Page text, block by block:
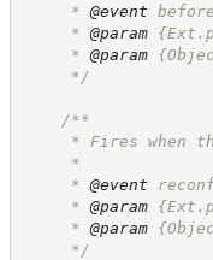
* @event
* @param
* @param
*/
/**
* Fires when
*
* @event
* @param
* @param
*/